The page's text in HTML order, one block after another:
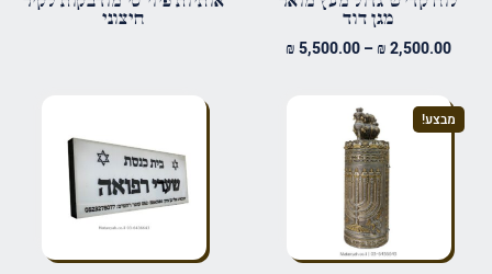
שמור בדפדפן זה את השם, האימייל והאתר שלי לפעם הבאה שאגיב.
מגן דוד
₪2,500.00
–
₪5,500.00
חיצוני
מבצע!